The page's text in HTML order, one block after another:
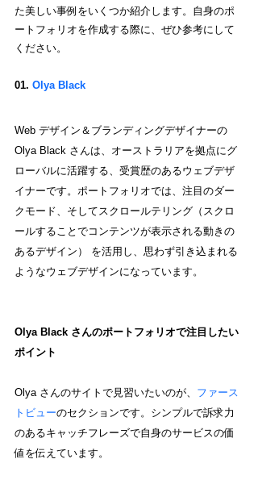
た美しい事例をいくつか紹介します。自身のポ
ートフォリオを作成する際に、ぜひ参考にして
ください。
01. Olya Black
Web デザイン＆ブランディングデザイナーの
Olya Black さんは、オーストラリアを拠点にグ
ローバルに活躍する、受賞歴のあるウェブデザ
イナーです。ポートフォリオでは、注目のダー
クモード、そしてスクロールテリング（スクロ
ールすることでコンテンツが表示される動きの
あるデザイン） を活用し、思わず引き込まれる
ようなウェブデザインになっています。
Olya Black さんのポートフォリオで注目したい
ポイント
Olya さんのサイトで見習いたいのが、 ファース
トビューのセクションです。シンプルで訴求力
のあるキャッチフレーズで自身のサービスの価
値を伝えています。